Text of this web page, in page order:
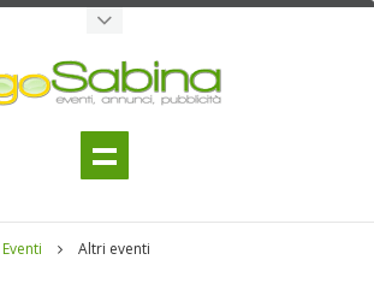
Eventi Altri eventi